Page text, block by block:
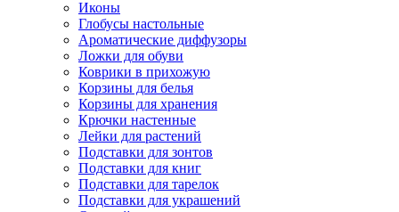
Иконы
Глобусы настольные
Ароматические диффузоры
Ложки для обуви
Коврики в прихожую
Корзины для белья
Корзины для хранения
Крючки настенные
Лейки для растений
Подставки для зонтов
Подставки для книг
Подставки для тарелок
Подставки для украшений